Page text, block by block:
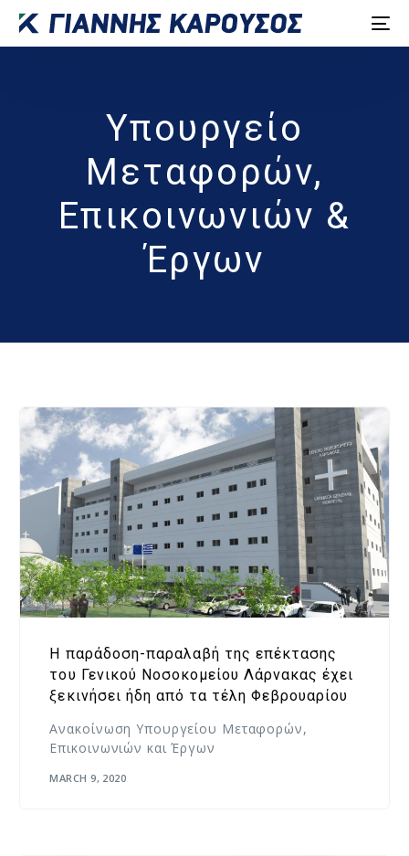
Υπουργείο
Μεταφορών,
Επικοινωνιών &
Έργων
Η παράδοση-παραλαβή της επέκτασης
του Γενικού Νοσοκομείου Λάρνακας έχει
ξεκινήσει ήδη από τα τέλη Φεβρουαρίου
Ανακοίνωση Υπουργείου Μεταφορών,
Επικοινωνιών και Έργων
MARCH 9, 2020